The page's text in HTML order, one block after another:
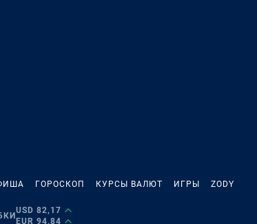
ГОРОСКОП КУРСЫ ВАЛЮТ ИГРЫ ZODY
USD 82,17
EUR 94,84